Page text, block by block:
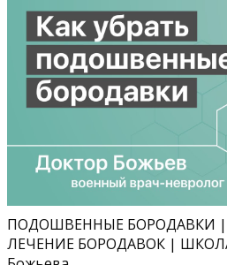
ПОДОШВЕННЫЕ БОРОДАВКИ |
ЛЕЧЕНИЕ БОРОДАВОК |